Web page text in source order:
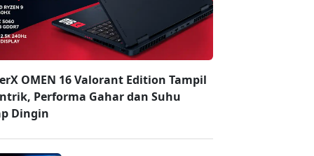
OMEN 16 Valorant Edition Tampil
Performa Gahar dan Suhu
Dingin